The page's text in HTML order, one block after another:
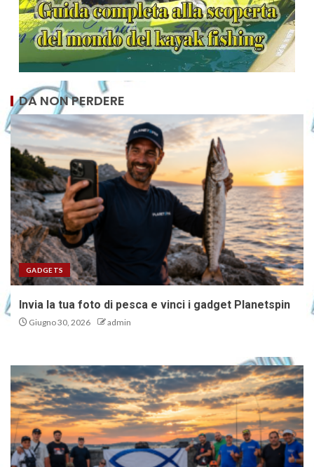
DA NON PERDERE
GADGETS
Invia la tua foto di pesca e vinci i gadget Planetspin
Giugno 30, 2026 admin